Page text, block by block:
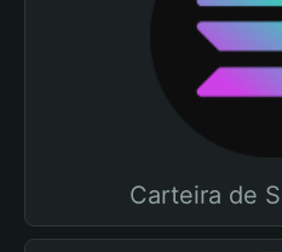
Carteira de